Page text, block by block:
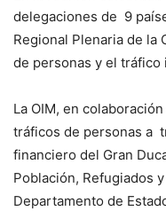
delegaciones de 9
Regional Plenaria de la
de personas y el tráfico
La OIM, en
tráficos de personas a
financiero del Gran
Población, Refugiados
Departamento de